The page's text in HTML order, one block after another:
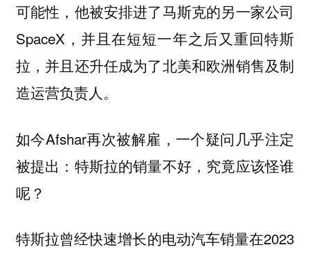
可能性，他被安排进了马斯克的另一家公司
SpaceX，并且在短短一年之后又重回特斯
拉，并且还升任成为了北美和欧洲销售及制
造运营负责人。
如今Afshar再次被解雇，一个疑问几乎注定
被提出：特斯拉的销量不好，究竟应该怪谁
呢？
特斯拉曾经快速增长的电动汽车销量在2023